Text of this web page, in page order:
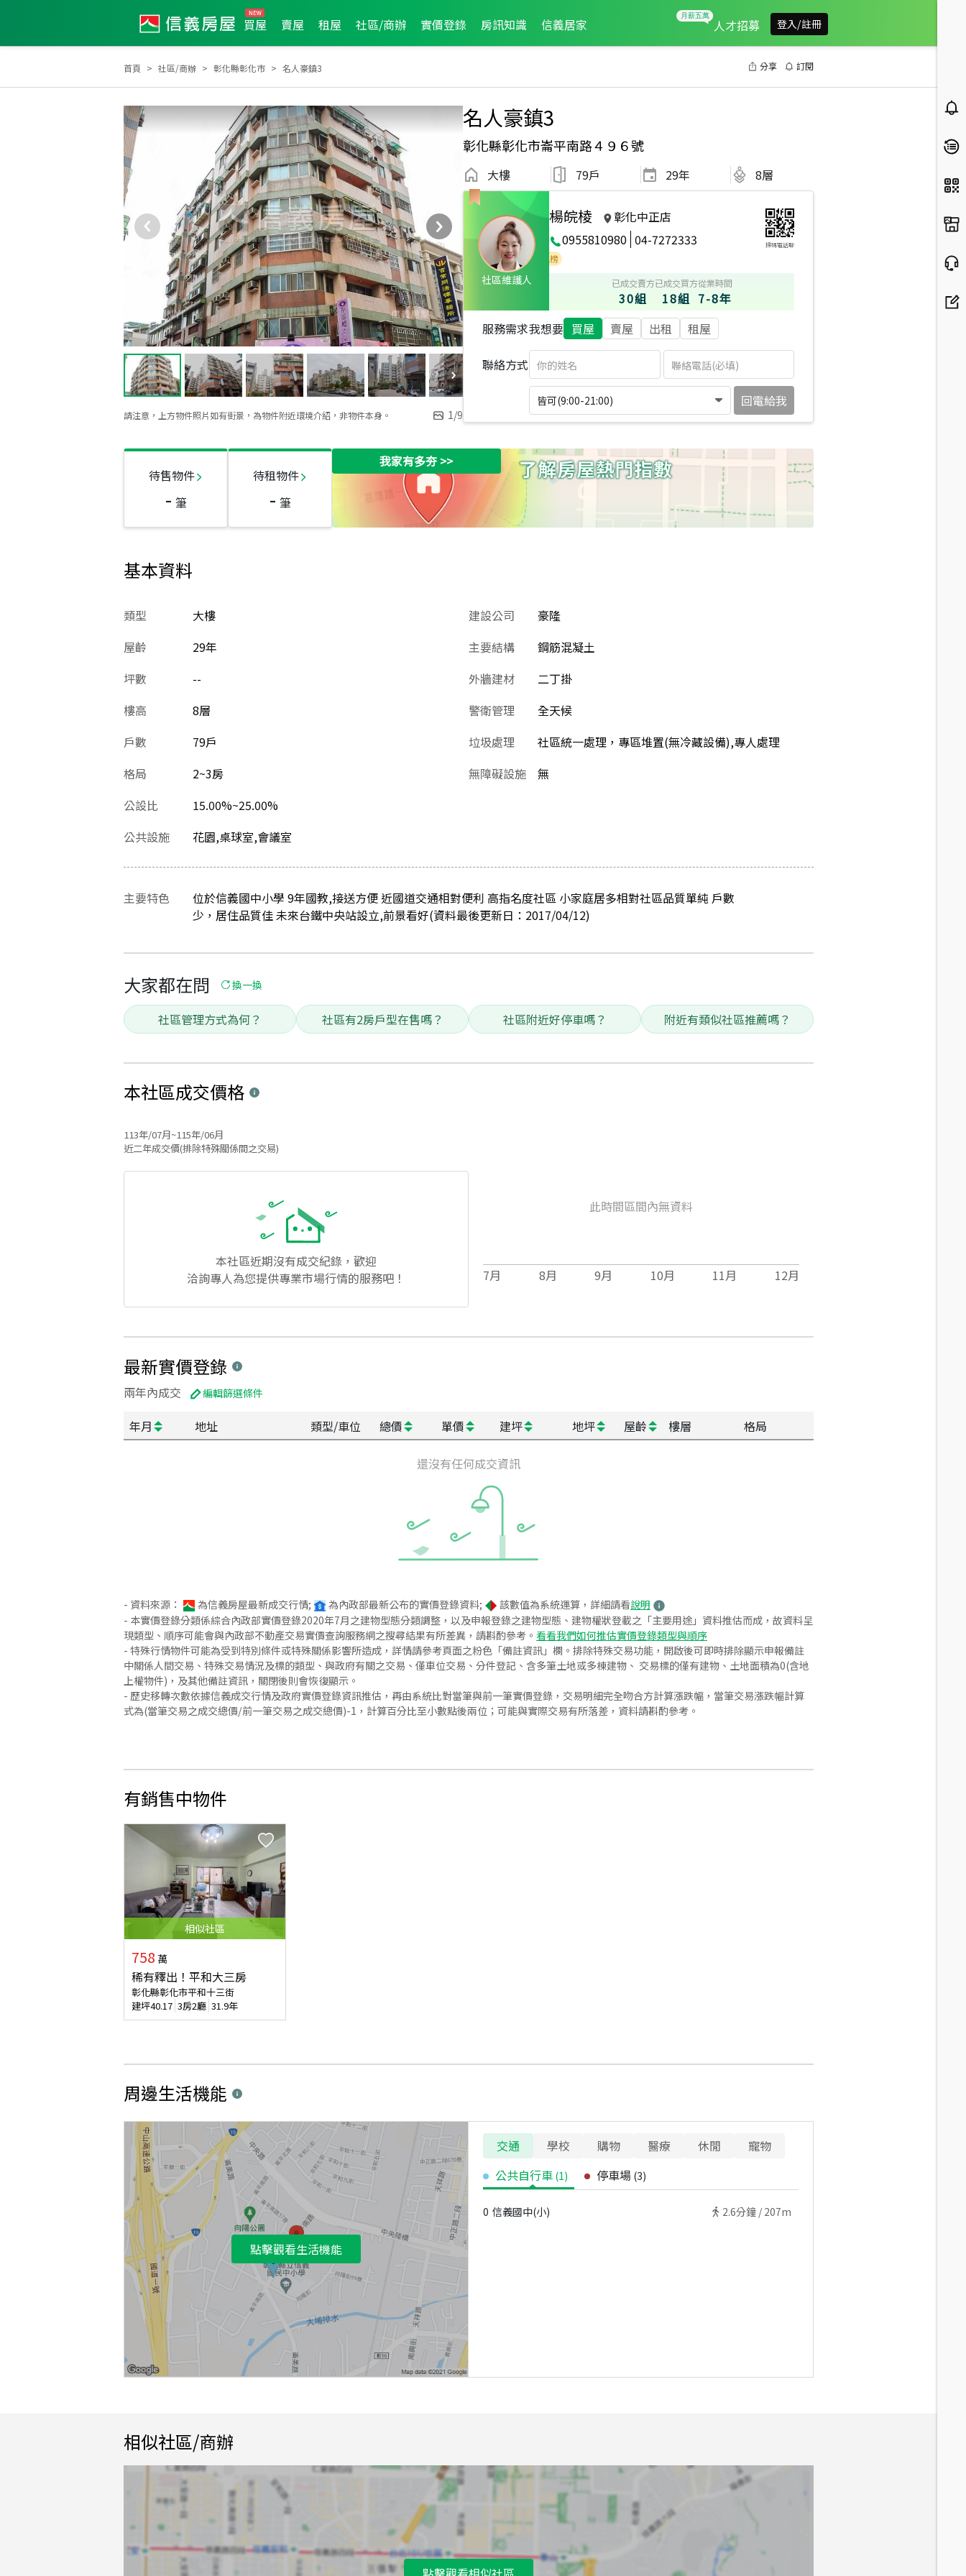
買屋 賣屋 租屋 社區/商辦 實價登錄 房訊知識 信義居家 人才招募 登入/註冊
首頁 社區/商辦 彰化縣彰化市 名人豪鎮3 分享 訂閱
請注意，上方物件照片如有街景，為物件附近環境介紹，非物件本身。 1/9
名人豪鎮3
彰化縣彰化市崙平南路４９６號
大樓 79戶 29年 8層
社區維護人
楊皖棱
彰化中正店
0955810980 04-7272333 掃碼電話聊
2021年第3季度服務品質獎 2021年4月區成件TOP2 2021年5月龍虎榜
2021年4月龍虎榜
已成交賣方
30組
已成交買方
18組
從業時間
7-8年
服務需求我想要 買屋 賣屋 出租 租屋
聯絡方式
皆可(9:00-21:00) 回電給我
待售物件
- 筆
待租物件
- 筆
我家有多夯>>
基本資料
類型
大樓
屋齡
29年
坪數
--
樓高
8層
戶數
79戶
格局
2~3房
公設比
15.00%~25.00%
建設公司
豪隆
主要結構
鋼筋混凝土
外牆建材
二丁掛
警衛管理
全天候
垃圾處理
社區統一處理，專區堆置(無冷藏設備),專人處理
無障礙設施
無
公共設施 花園,桌球室,會議室
主要特色
位於信義國中小學 9年國教,接送方便 近國道交通相對便利 高指名度社區 小家庭居多相對社區品質單純 戶數
少，居住品質佳 未來台鐵中央站設立,前景看好(資料最後更新日：2017/04/12)
大家都在問 換一換
社區管理方式為何？ 社區有2房戶型在售嗎？ 社區附近好停車嗎？ 附近有類似社區推薦嗎？
本社區成交價格
113年/07月~115年/06月
近二年成交價(排除特殊關係間之交易)
本社區近期沒有成交紀錄，歡迎
洽詢專人為您提供專業市場行情的服務吧！
此時間區間內無資料
7月 8月 9月 10月 11月 12月
最新實價登錄
兩年內成交 編輯篩選條件
年月 地址 類型/車位 總價 單價 建坪 地坪 屋齡 樓層 格局
還沒有任何成交資訊
- 資料來源： 為信義房屋最新成交行情; 為內政部最新公布的實價登錄資料; 該數值為系統運算，詳細請看說明
- 本實價登錄分類係綜合內政部實價登錄2020年7月之建物型態分類調整，以及申報登錄之建物型態、建物權狀登載之「主要用途」資料推估而成，故資料呈
現類型、順序可能會與內政部不動產交易實價查詢服務網之搜尋結果有所差異，請斟酌參考。 看看我們如何推估實價登錄類型與順序
- 特殊行情物件可能為受到特別條件或特殊關係影響所造成，詳情請參考頁面之粉色「備註資訊」欄。排除特殊交易功能，開啟後可即時排除顯示申報備註
中關係人間交易、特殊交易情況及標的類型、與政府有關之交易、僅車位交易、分件登記、含多筆土地或多棟建物、 交易標的僅有建物、土地面積為0(含地
上權物件)，及其他備註資訊，關閉後則會恢復顯示。
- 歷史移轉次數依據信義成交行情及政府實價登錄資訊推估，再由系統比對當筆與前一筆實價登錄，交易明細完全吻合方計算漲跌幅，當筆交易漲跌幅計算
式為(當筆交易之成交總價/前一筆交易之成交總價)-1，計算百分比至小數點後兩位；可能與實際交易有所落差，資料請斟酌參考。
有銷售中物件
相似社區
758 萬
稀有釋出！平和大三房
彰化縣彰化市平和十三街
建坪40.17 3房2廳 31.9年
周邊生活機能
點擊觀看生活機能
交通 學校 購物 醫療 休閒
寵物
公共自行車 (1) 停車場 (3)
0 信義國中(小) 2.6分鐘 / 207m
相似社區/商辦